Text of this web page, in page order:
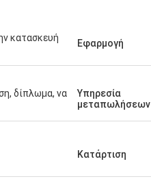
μεγάλο
κατασκευή
Εφαρμογή
δίπλωμα, να
Υπηρεσία
μεταπωλήσεων
Κατάρτιση